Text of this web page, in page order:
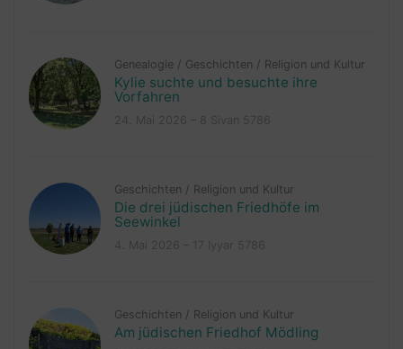
Genealogie / Geschichten / Religion und Kultur
Kylie suchte und besuchte ihre
Vorfahren
Geschichten / Religion und Kultur
Die drei jüdischen Friedhöfe im
Seewinkel
Geschichten / Religion und Kultur
Am jüdischen Friedhof Mödling